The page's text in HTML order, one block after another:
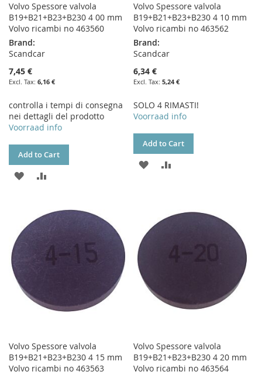
Volvo Spessore valvola
B19+B21+B23+B230 4 00 mm
Volvo ricambi no 463560
Brand:
Scandcar
7,45 €
6,16 €
controlla i tempi di consegna
nei dettagli del prodotto
Voorraad info
Add to Cart
ADD
WISHCOMPARE
Volvo Spessore valvola
B19+B21+B23+B230 4 10 mm
Volvo ricambi no 463562
Brand:
Scandcar
6,34 €
5,24 €
SOLO 4 RIMASTI!
Voorraad info
Add to Cart
ADD
LIST
Volvo Spessore valvola
B19+B21+B23+B230 4 15 mm
Volvo ricambi no 463563
Volvo Spessore valvola
B19+B21+B23+B230 4 20 mm
Volvo ricambi no 463564